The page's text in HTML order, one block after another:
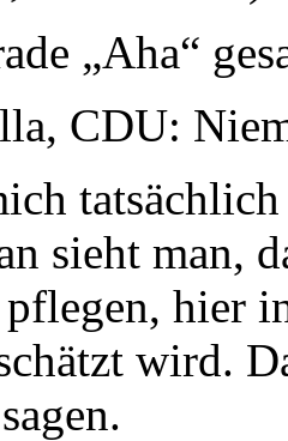
„Aha“
CDU:
sieht man,
hier
wird.